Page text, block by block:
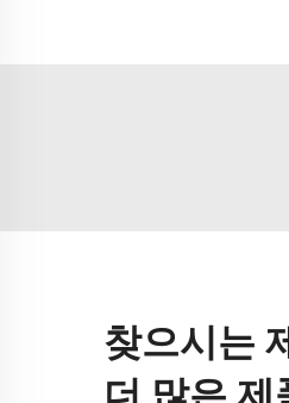
찾으시는